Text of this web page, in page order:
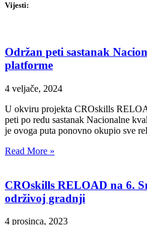
Vijesti:
Održan peti sastanak
platforme
4 veljače, 2024
U okviru projekta CROskills
peti po redu sastanak Nacionalne
je ovoga puta ponovno okupio sve
Read More »
CROskills RELOAD na 6.
održivoj gradnji
4 prosinca, 2023